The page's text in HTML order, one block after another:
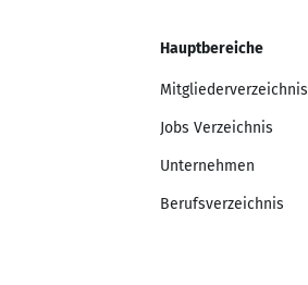
Hauptbereiche
Mitgliederverzeichnis
Jobs Verzeichnis
Unternehmen
Berufsverzeichnis